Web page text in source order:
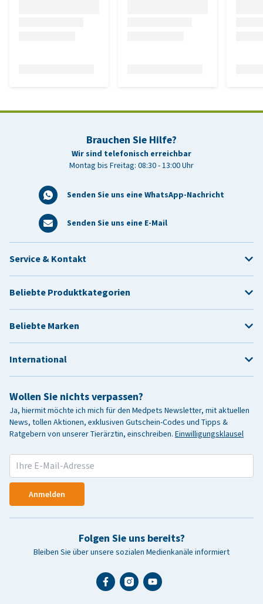
Brauchen Sie Hilfe?
Wir sind telefonisch erreichbar
Montag bis Freitag: 08:30 - 13:00 Uhr
Senden Sie uns eine WhatsApp-Nachricht
Senden Sie uns eine E-Mail
Wollen Sie nichts verpassen?
Ja, hiermit möchte ich mich für den Medpets Newsletter, mit aktuellen
News, tollen Aktionen, exklusiven Gutschein-Codes und Tipps &
Ratgebern von unserer Tierärztin, einschreiben. Einwilligungsklausel
Anmelden
Folgen Sie uns bereits?
Bleiben Sie über unsere sozialen Medienkanäle informiert
Service & Kontakt
Beliebte Produktkategorien
Beliebte Marken
International